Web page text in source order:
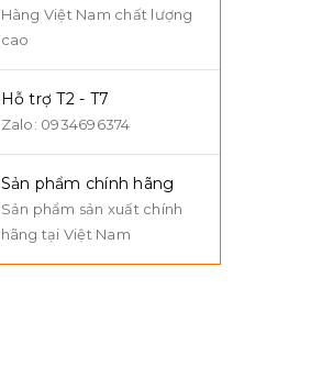
Hàng Việt Nam chất lượng
cao
Hỗ trợ T2 - T7
Zalo: 0934696374
Sản phẩm chính hãng
Sản phẩm sản xuất chính
hãng tại Việt Nam